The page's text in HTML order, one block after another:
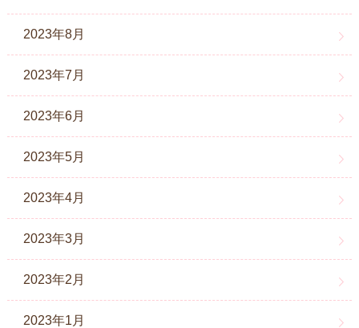
2023年8月
2023年7月
2023年6月
2023年5月
2023年4月
2023年3月
2023年2月
2023年1月